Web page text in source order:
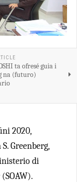
ta ofresé guia i
na (futuro)
2020,
Greenberg,
di